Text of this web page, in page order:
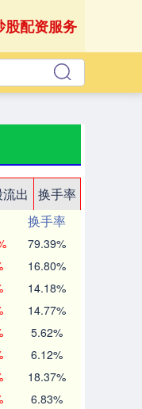
股配资服务
出
换手率
换手率
79.39%
16.80%
14.18%
14.77%
5.62%
6.12%
18.37%
6.83%